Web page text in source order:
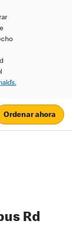
Ordenar ahora
Rd